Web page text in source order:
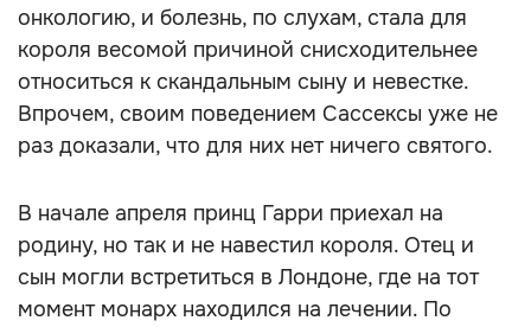
онкологию, и болезнь, по слухам, стала для
короля весомой причиной снисходительнее
относиться к скандальным сыну и невестке.
Впрочем, своим поведением Сассексы уже не
раз доказали, что для них нет ничего святого.
В начале апреля принц Гарри приехал на
родину, но так и не навестил короля. Отец и
сын могли встретиться в Лондоне, где на тот
момент монарх находился на лечении. По